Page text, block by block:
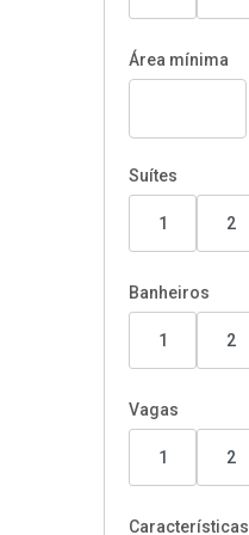
Área mínima
Suítes
1 2
Banheiros
1 2
Vagas
1 2
Características